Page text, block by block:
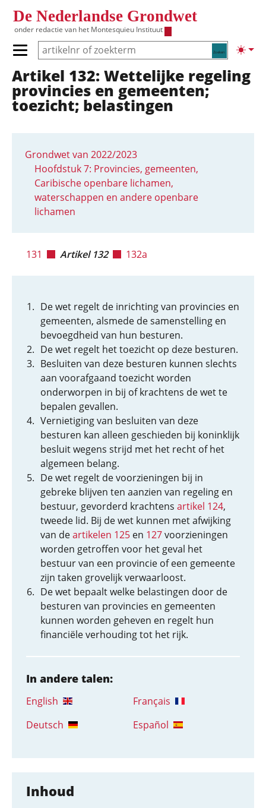
De Nederlandse Grondwet
onder redactie van het Montesquieu Instituut
Zoeken
Primair menu tonen/verbergen
Hoofdnavigatie
Artikel 132: Wettelijke regeling
provincies en gemeenten;
toezicht; belastingen
Grondwet van 2022/2023
Hoofdstuk 7: Provincies, gemeenten,
Caribische openbare lichamen,
waterschappen en andere openbare
lichamen
131 Artikel 132 132a
De wet regelt de inrichting van provincies en
gemeenten, alsmede de samenstelling en
bevoegdheid van hun besturen.
De wet regelt het toezicht op deze besturen.
Besluiten van deze besturen kunnen slechts
aan voorafgaand toezicht worden
onderworpen in bij of krachtens de wet te
bepalen gevallen.
Vernietiging van besluiten van deze
besturen kan alleen geschieden bij koninklijk
besluit wegens strijd met het recht of het
algemeen belang.
De wet regelt de voorzieningen bij in
gebreke blijven ten aanzien van regeling en
bestuur, gevorderd krachtens artikel 124,
tweede lid. Bij de wet kunnen met afwijking
van deartikelen 125 en 127voorzieningen
worden getroffen voor het geval het
bestuur van een provincie of een gemeente
zijn taken grovelijk verwaarloost.
De wet bepaalt welke belastingen door de
besturen van provincies en gemeenten
kunnen worden geheven en regelt hun
financiële verhouding tot het rijk.
In andere talen:
English
Français
Deutsch
Español
Inhoud